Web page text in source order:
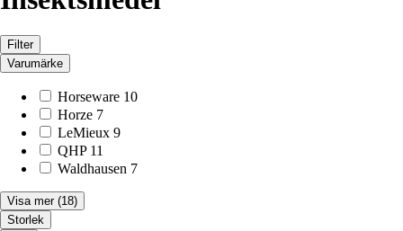
Filter
Varumärke
Horseware 10
Horze 7
LeMieux 9
QHP 11
Waldhausen 7
Visa mer (18)
Storlek